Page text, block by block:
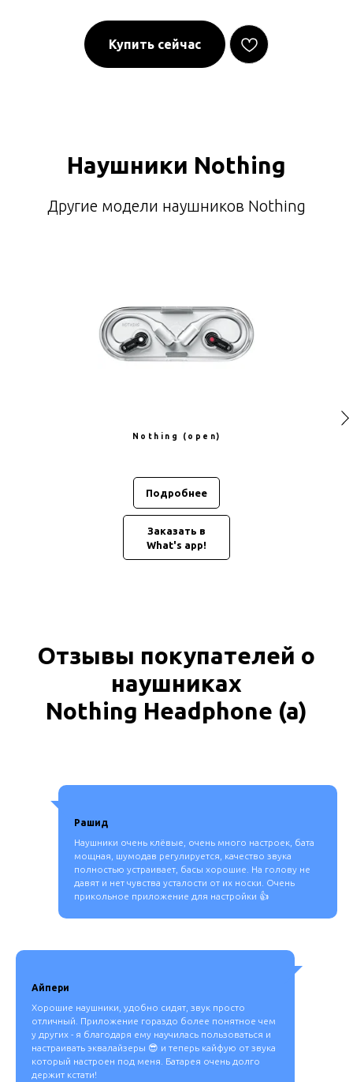
Купить сейчас
Наушники Nothing
Другие модели наушников Nothing
Nothing (open)
Подробнее
Заказать в
What's app!
Отзывы покупателей о
наушниках
Nothing Headphone (a)
Рашид
Наушники очень клёвые, очень много настроек, бата
мощная, шумодав регулируется, качество звука
полностью устраивает, басы хорошие. На голову не
давят и нет чувства усталости от их носки. Очень
прикольное приложение для настройки 👍
Айпери
Хорошие наушники, удобно сидят, звук просто
отличный. Приложение гораздо более понятное чем
у других - я благодаря ему научилась пользоваться и
настраивать эквалайзеры 😎 и теперь кайфую от звука
который настроен под меня. Батарея очень долго
держит кстати!